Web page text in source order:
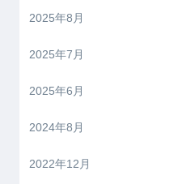
2025年8月
2025年7月
2025年6月
2024年8月
2022年12月